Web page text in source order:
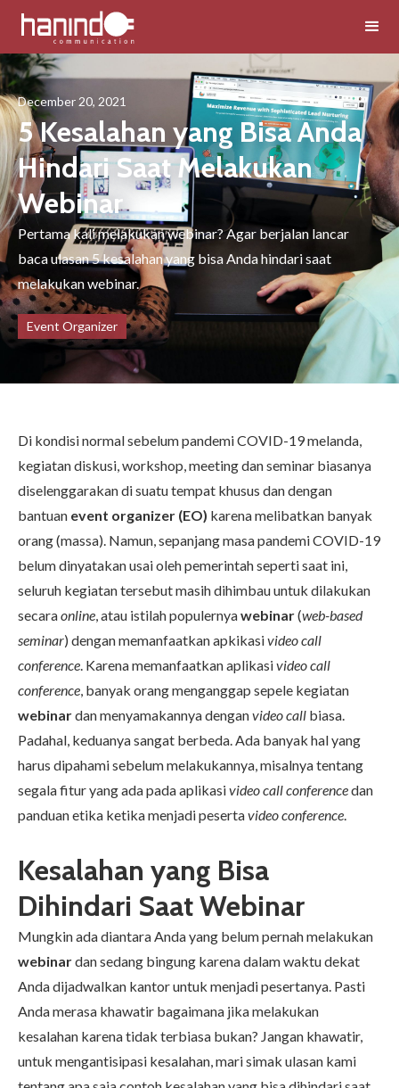
December 20, 2021
5 Kesalahan yang Bisa Anda
Hindari Saat Melakukan
Webinar
Pertama kali melakukan webinar? Agar berjalan lancar
baca ulasan 5 kesalahan yang bisa Anda hindari saat
melakukan webinar.
Event Organizer
Di kondisi normal sebelum pandemi COVID-19 melanda,
kegiatan diskusi, workshop, meeting dan seminar biasanya
diselenggarakan di suatu tempat khusus dan dengan
bantuan event organizer (EO) karena melibatkan banyak
orang (massa). Namun, sepanjang masa pandemi COVID-19
belum dinyatakan usai oleh pemerintah seperti saat ini,
seluruh kegiatan tersebut masih dihimbau untuk dilakukan
secaraonline, atau istilah populernyawebinar(web-based
seminar) dengan memanfaatkan apkikasivideo call
conference. Karena memanfaatkan aplikasivideo call
conference, banyak orang menganggap sepele kegiatan
webinardan menyamakannya denganvideo call biasa.
Padahal, keduanya sangat berbeda. Ada banyak hal yang
harus dipahami sebelum melakukannya, misalnya tentang
segala fitur yang ada pada aplikasivideo call conferencedan
panduan etika ketika menjadi pesertavideo conference.
Kesalahan yang Bisa
Dihindari Saat Webinar
Mungkin ada diantara Anda yang belum pernahmelakukan
webinardan sedang bingung karena dalam waktu dekat
Anda dijadwalkan kantor untuk menjadi pesertanya. Pasti
Anda merasa khawatir bagaimana jika melakukan
kesalahan karena tidak terbiasa bukan? Jangan khawatir,
untuk mengantisipasi kesalahan, mari simak ulasan kami